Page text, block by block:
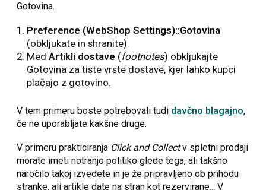
Gotovina.
Preference (WebShop Settings)::Gotovina
(obkljukate in shranite).
Med Artikli dostave (footnotes) obkljukajte
Gotovina za tiste vrste dostave, kjer lahko kupci
plačajo z gotovino.
V tem primeru boste potrebovali tudi davčno blagajno,
če ne uporabljate kakšne druge.
V primeru prakticiranja Click and Collectv spletni prodaji
morate imeti notranjo politiko glede tega, ali takšno
naročilo takoj izvedete in je že pripravljeno ob prihodu
stranke, ali artikle date na stran kot rezervirane... V